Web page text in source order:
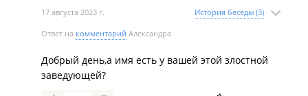
17 августа 2023 г. История беседы (3)
Ответ на комментарий Александра
Добрый день,а имя есть у вашей этой злостной
заведующей?